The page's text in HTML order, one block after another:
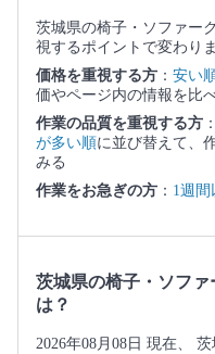
茨城県の椅子・ソファー
視するポイントで変わりま
価格を重視する方 ： 安い
価やページ内の情報を比
作業の品質を重視する方 ：
が多い順に並び替えて、
みる
作業をお急ぎの方 ： 1週間
茨城県の椅子・ソフ
は？
2026年08月08日 現在、